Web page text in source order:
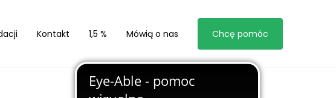
Kontakt 1,5 % Mówią o nas Chcę pomóc